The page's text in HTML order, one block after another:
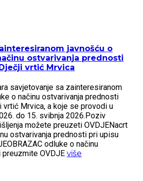
javnošću o
ostvarivanja prednosti
vrtić Mrvica
savjetovanje sa zainteresiranom
o načinu ostvarivanja prednosti
vrtić Mrvica, a koje se provodi u
do 15. svibnja 2026.Poziv
možete preuzeti OVDJENacrt
ostvarivanja prednosti pri upisu
odluke o načinu
OVDJE više